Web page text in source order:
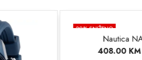
20% SNIŽENO
408.00 KM